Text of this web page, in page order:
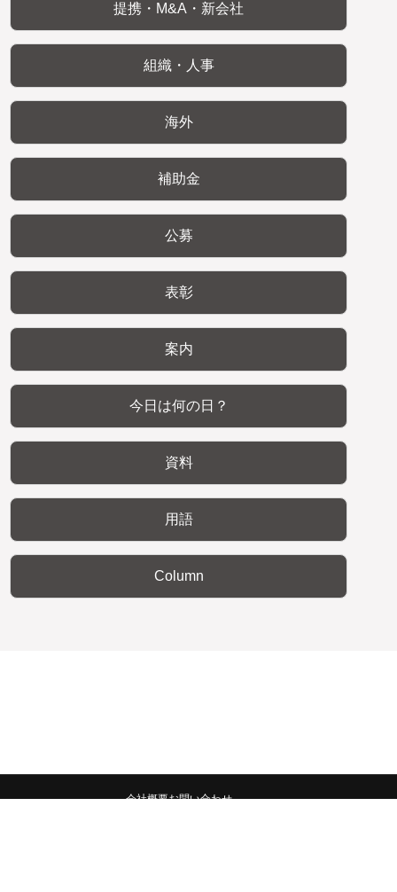
提携・M&A・新会社
組織・人事
海外
補助金
公募
表彰
案内
今日は何の日？
資料
用語
Column
会社概要お問い合わせ